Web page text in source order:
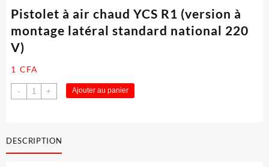
Pistolet à air chaud YCS R1 (version à
montage latéral standard national 220
V)
1 CFA
-
quantité
de
air
chaud
+ Ajouter au panier
DESCRIPTION